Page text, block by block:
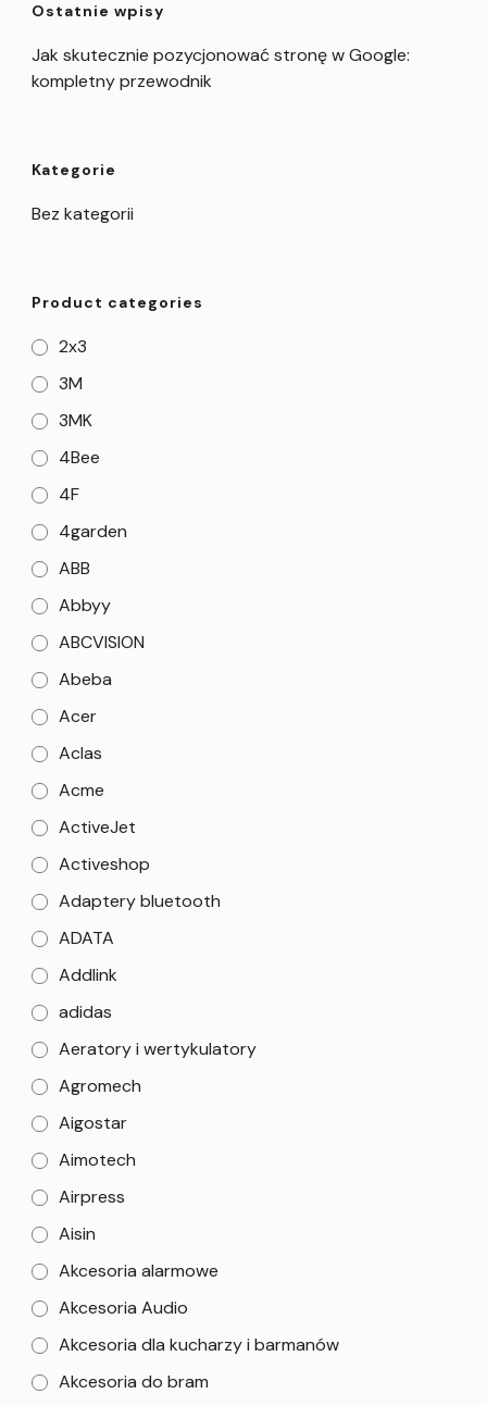
Ostatnie wpisy
Jak skutecznie pozycjonować stronę w Google:
kompletny przewodnik
Kategorie
Bez kategorii
Product categories
2x3
3M
3MK
4Bee
4F
4garden
ABB
Abbyy
ABCVISION
Abeba
Acer
Aclas
Acme
ActiveJet
Activeshop
Adaptery bluetooth
ADATA
Addlink
adidas
Aeratory i wertykulatory
Agromech
Aigostar
Aimotech
Airpress
Aisin
Akcesoria alarmowe
Akcesoria Audio
Akcesoria dla kucharzy i barmanów
Akcesoria do bram